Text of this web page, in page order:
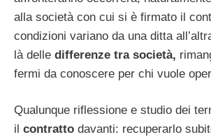
alla società con cui si è firmato il
condizioni variano da una ditta
là delle differenze tra società,
fermi da conoscere per chi vuole
Qualunque riflessione e studio dei
il contratto davanti: recuperarlo